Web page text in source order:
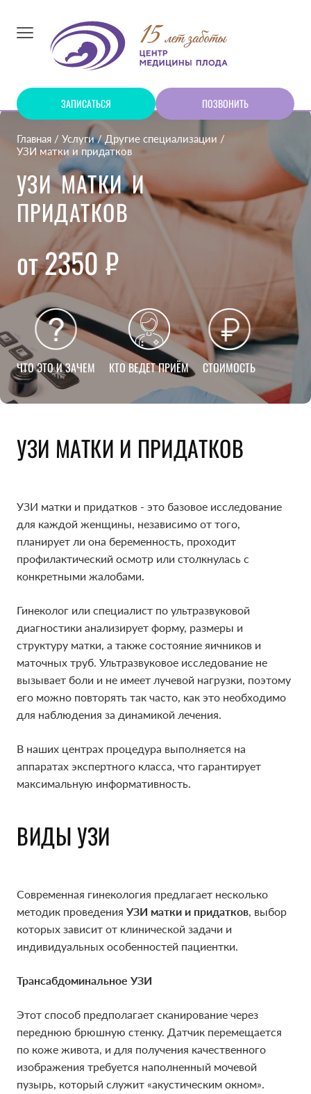
ЗАПИСАТЬСЯ ПОЗВОНИТЬ
Главная Услуги
Другие специализации
УЗИ матки и придатков
УЗИ МАТКИ И
ПРИДАТКОВ
от 2350 ₽
ЧТО ЭТО И ЗАЧЕМ КТО ВЕДЕТ ПРИЁМ СТОИМОСТЬ
УЗИ МАТКИ И ПРИДАТКОВ
УЗИ матки и придатков - это базовое исследование
для каждой женщины, независимо от того,
планирует ли она беременность, проходит
профилактический осмотр или столкнулась с
конкретными жалобами.
Гинеколог или специалист по ультразвуковой
диагностики анализирует форму, размеры и
структуру матки, а также состояние яичников и
маточных труб. Ультразвуковое исследование не
вызывает боли и не имеет лучевой нагрузки, поэтому
его можно повторять так часто, как это необходимо
для наблюдения за динамикой лечения.
В наших центрах процедура выполняется на
аппаратах экспертного класса, что гарантирует
максимальную информативность.
ВИДЫ УЗИ
Современная гинекология предлагает несколько
методик проведения УЗИ матки и придатков, выбор
которых зависит от клинической задачи и
индивидуальных особенностей пациентки.
Трансабдоминальное УЗИ
Этот способ предполагает сканирование через
переднюю брюшную стенку. Датчик перемещается
по коже живота, и для получения качественного
изображения требуется наполненный мочевой
пузырь, который служит «акустическим окном».